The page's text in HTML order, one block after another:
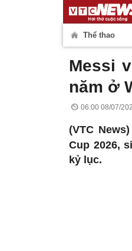
Thể thao
Messi
năm ở
06:00 08/07/
(VTC
Cup 2026,
kỷ lục.